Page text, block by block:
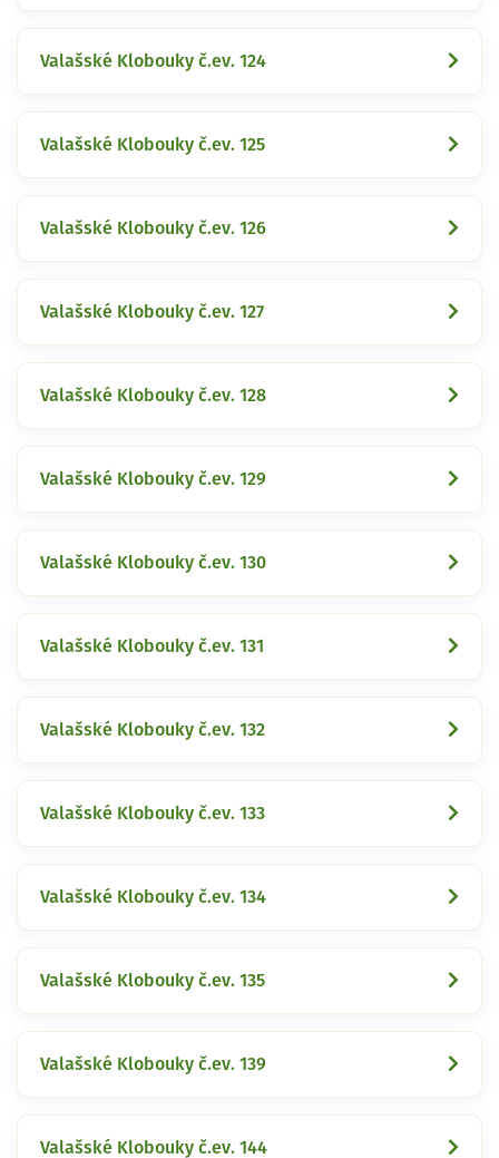
Valašské Klobouky č.ev. 124
Valašské Klobouky č.ev. 125
Valašské Klobouky č.ev. 126
Valašské Klobouky č.ev. 127
Valašské Klobouky č.ev. 128
Valašské Klobouky č.ev. 129
Valašské Klobouky č.ev. 130
Valašské Klobouky č.ev. 131
Valašské Klobouky č.ev. 132
Valašské Klobouky č.ev. 133
Valašské Klobouky č.ev. 134
Valašské Klobouky č.ev. 135
Valašské Klobouky č.ev. 139
Valašské Klobouky č.ev. 144